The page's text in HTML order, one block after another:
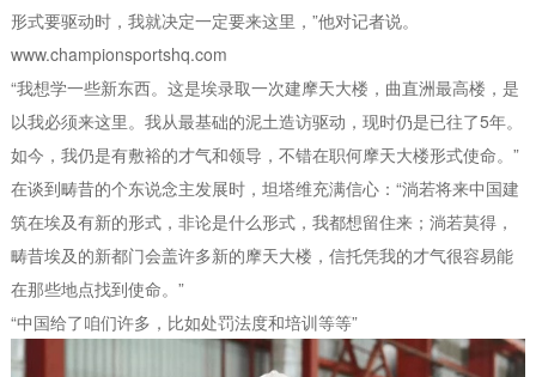
形式要驱动时，我就决定一定要来这里，”他对记者说。
www.championsportshq.com
“我想学一些新东西。这是埃录取一次建摩天大楼，曲直洲最高楼，是
以我必须来这里。我从最基础的泥土造访驱动，现时仍是已往了5年。
如今，我仍是有敷裕的才气和领导，不错在职何摩天大楼形式使命。”
在谈到畴昔的个东说念主发展时，坦塔维充满信心：“淌若将来中国建
筑在埃及有新的形式，非论是什么形式，我都想留住来；淌若莫得，
畴昔埃及的新都门会盖许多新的摩天大楼，信托凭我的才气很容易能
在那些地点找到使命。”
“中国给了咱们许多，比如处罚法度和培训等等”